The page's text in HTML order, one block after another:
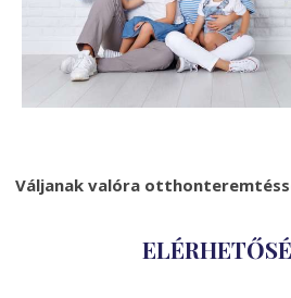
Váljanak valóra